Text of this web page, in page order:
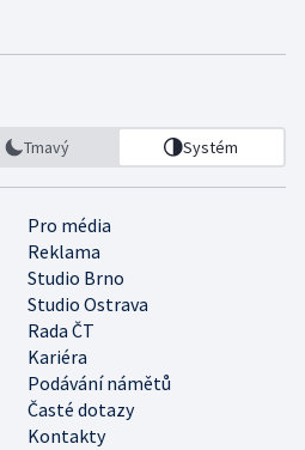
Tmavý Systém
Pro média
Reklama
Studio Brno
Studio Ostrava
Rada ČT
Kariéra
Podávání námětů
Časté dotazy
Kontakty